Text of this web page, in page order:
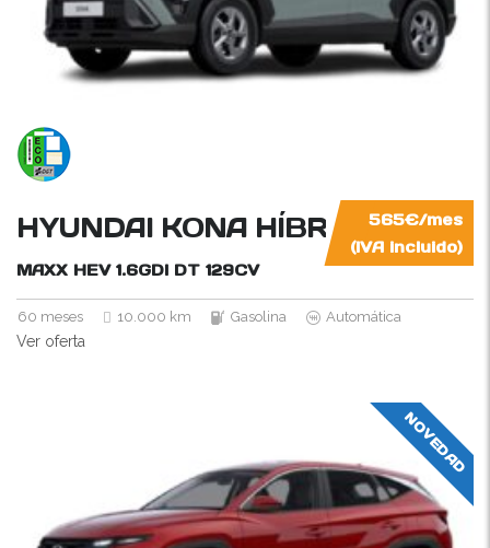
565€/mes
(IVA incluido)
HYUNDAI KONA HÍBRIDO NO
MAXX HEV 1.6GDI DT 129CV
60 meses 10.000 km Gasolina Automática
Ver oferta
NOVEDAD